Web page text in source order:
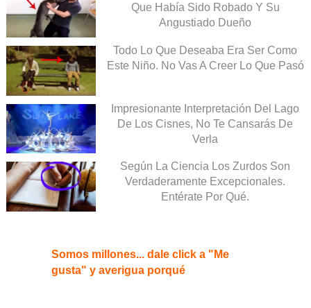
Que Había Sido Robado Y Su
Angustiado Dueño
Todo Lo Que Deseaba Era Ser Como
Este Niño. No Vas A Creer Lo Que Pasó
Impresionante Interpretación Del Lago
De Los Cisnes, No Te Cansarás De
Verla
Según La Ciencia Los Zurdos Son
Verdaderamente Excepcionales.
Entérate Por Qué.
Somos millones... dale click a "Me
gusta" y averigua porqué